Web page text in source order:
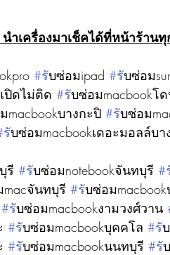
ำเครื่องมาเช็คได้ที่หน้าร้าน
#รับซ่อมipad #รบซ่อม
ปิดไม่ติด #รบซ่อมmacbookโ
macbookบางกะปิ #รบซ่อม
รบซ่อมmacbookเดอะมอลล์บา
รี #รับซ่อมnotebookจันทบุรี #
จันทบุรี #รบซ่อมmacbook
#รับซ่อมmacbookงามวงศ์วาน
#รับซ่อมmacbookบุคคโล #รับ
#รับซ่อมmacbookนนทบุรี #รับ